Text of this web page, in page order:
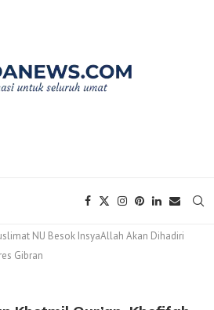
NU Besok InsyaAllah Akan Dihadiri
Gibran